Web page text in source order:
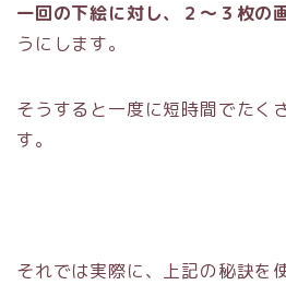
一回の下絵に対し、２～３枚の
うにします。
そうすると一度に短時間でたく
す。
それでは実際に、上記の秘訣を